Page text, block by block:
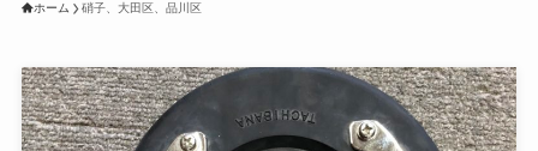
ホーム 硝子、大田区、品川区